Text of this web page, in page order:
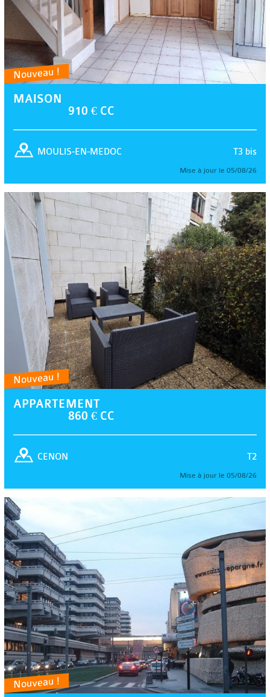
Nouveau !
MAISON
910 € CC
T3 bis
MOULIS-EN-MEDOC
Mise à jour le 05/08/26
Nouveau !
APPARTEMENT
860 € CC
T2
CENON
Mise à jour le 05/08/26
Nouveau !